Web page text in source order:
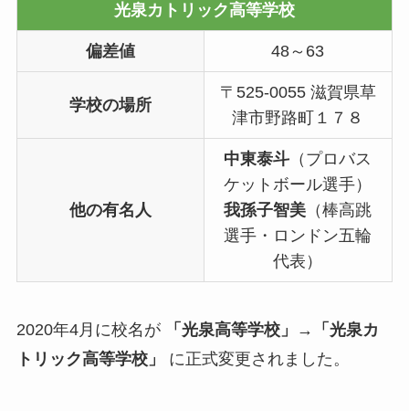
光泉カトリック高等学校
偏差値 48～63
学校の場所
〒525-0055 滋賀県草
津市野路町１７８
他の有名人
中東泰斗 （プロバス
ケットボール選手）
我孫子智美 （棒高跳
選手・ロンドン五輪
代表）
2020年4月に校名が
「光泉高等学校」→「光泉カ
トリック高等学校」
に正式変更されました。